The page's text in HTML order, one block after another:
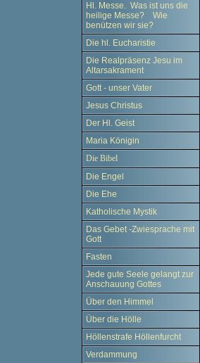
Hl. Messe. Was ist uns die
heilige Messe? Wie
benützen wir sie?
Die hl. Eucharistie
Die Realpräsenz Jesu im
Altarsakrament
Gott - unser Vater
Jesus Christus
Der Hl. Geist
Maria Königin
Die Bibel
Die Engel
Die Ehe
Katholische Mystik
Das Gebet -Zwiesprache mit
Gott
Fasten
Jede gute Seele gelangt zur
Anschauung Gottes
Über den Himmel
Über die Hölle
Höllenstrafe Höllenfurcht
Verdammung